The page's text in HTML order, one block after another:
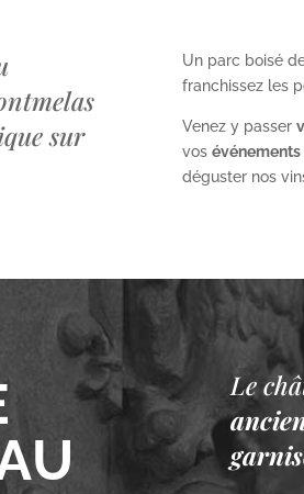
sur
Un parc boisé
franchissez les
Venez y passer
vos
déguster nos
Le